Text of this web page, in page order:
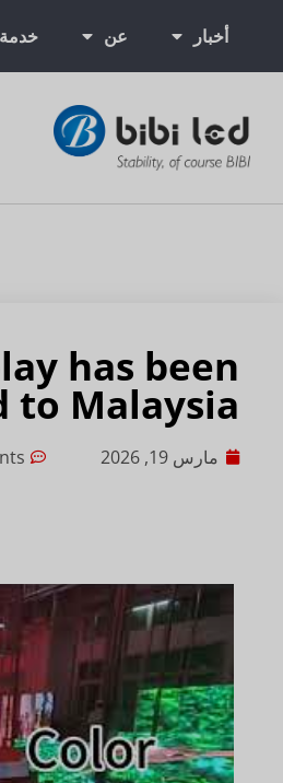
أخبار عن خدمة
has been
to Malaysia
مارس 19, 2026